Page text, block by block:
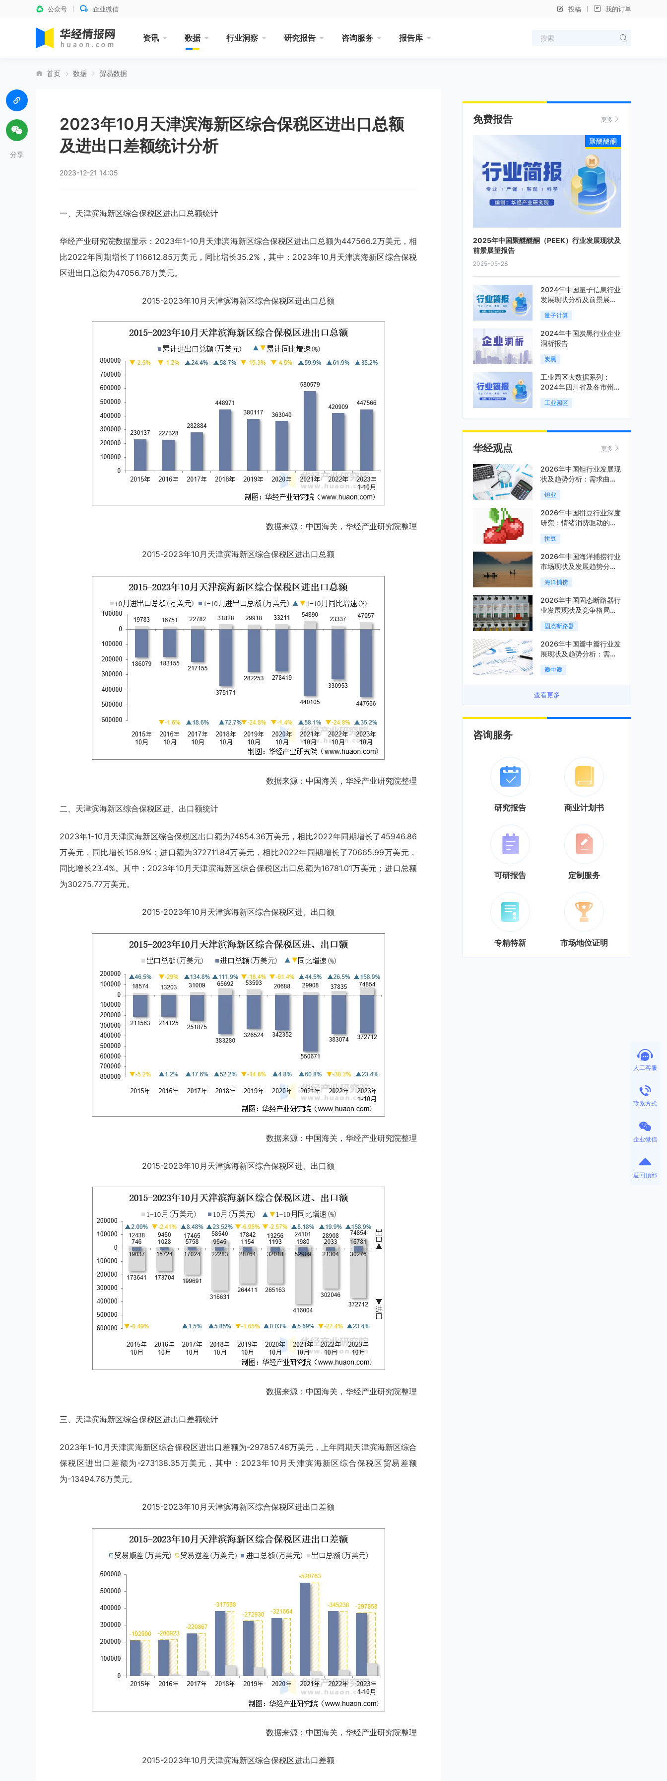
公众号 企业微信 投稿 我的订单
资讯 数据 行业洞察 研究报告 咨询服务 报告库
首页 数据 贸易数据
2023年10月天津滨海新区综合保税区进出口总额
及进出口差额统计分析
2023-12-21 14:05
一、天津滨海新区综合保税区进出口总额统计
华经产业研究院数据显示：2023年1-10月天津滨海新区综合保税区进出口总额为447566.2万美元，相
比2022年同期增长了116612.85万美元，同比增长35.2%，其中：2023年10月天津滨海新区综合保税
区进出口总额为47056.78万美元。
2015-2023年10月天津滨海新区综合保税区进出口总额
数据来源：中国海关，华经产业研究院整理
2015-2023年10月天津滨海新区综合保税区进出口总额
数据来源：中国海关，华经产业研究院整理
二、天津滨海新区综合保税区进、出口额统计
2023年1-10月天津滨海新区综合保税区出口额为74854.36万美元，相比2022年同期增长了45946.86
万美元，同比增长158.9%；进口额为372711.84万美元，相比2022年同期增长了70665.99万美元，
同比增长23.4%。其中：2023年10月天津滨海新区综合保税区出口总额为16781.01万美元；进口总额
为30275.77万美元。
2015-2023年10月天津滨海新区综合保税区进、出口额
数据来源：中国海关，华经产业研究院整理
2015-2023年10月天津滨海新区综合保税区进、出口额
数据来源：中国海关，华经产业研究院整理
三、天津滨海新区综合保税区进出口差额统计
2023年1-10月天津滨海新区综合保税区进出口差额为-297857.48万美元，上年同期天津滨海新区综合
保税区进出口差额为-273138.35万美元，其中：2023年10月天津滨海新区综合保税区贸易差额
为-13494.76万美元。
2015-2023年10月天津滨海新区综合保税区进出口差额
数据来源：中国海关，华经产业研究院整理
2015-2023年10月天津滨海新区综合保税区进出口差额
分享
免费报告 更多
2025年中国聚醚醚酮（PEEK）行业发展现状及
前景展望报告
2025-05-28
聚醚醚酮
2024年中国量子信息行业
发展现状分析及前景展望
报告
量子计算
2024年中国炭黑行业企业
洞析报告
炭黑
工业园区大数据系列：
2024年四川省及各市州工
业园区全景洞析报告
工业园区
华经观点 更多
2026年中国钽行业发展现
状及趋势分析：需求曲线
陡峭与供给曲线平缓的博
弈加剧「图」
钽业
2026年中国拼豆行业深度
研究：情绪消费驱动的新
兴手工赛道「图」
拼豆
2026年中国海洋捕捞行业
市场现状及发展趋势分
析：科技赋能与智能化转
型加速「图」
海洋捕捞
2026年中国固态断路器行
业发展现状及竞争格局分
析：国际巨头领跑技术，
国内企业加速追赶「图」
固态断路器
2026年中国瓣中瓣行业发
展现状及趋势分析：需求
可持续释放，市场发展前
景良好「图」
瓣中瓣
查看更多
咨询服务
研究报告 商业计划书
可研报告 定制服务
专精特新 市场地位证明
人工客服
联系方式
企业微信
返回顶部